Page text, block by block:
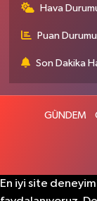
Hava
Puan
Son Dakika
GÜNDEM
En iyi site